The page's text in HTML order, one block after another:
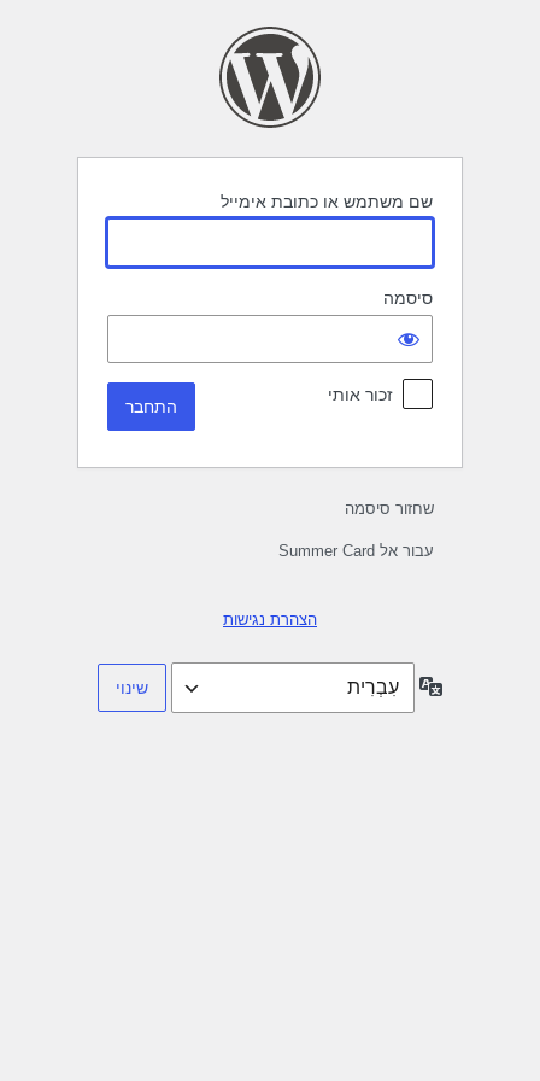
שם משתמש או כתובת אימייל
סיסמה
זכור אותי
שחזור סיסמה
עבור אל Summer Card
הצהרת נגישות
שפה